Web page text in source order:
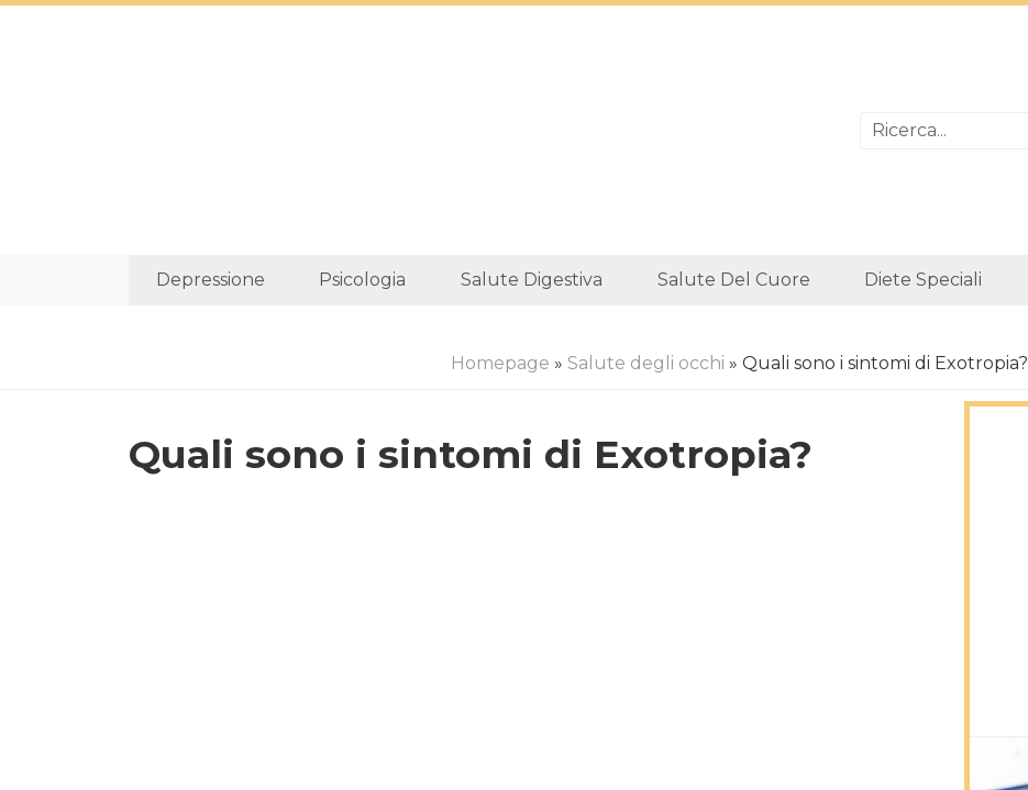
Depressione Psicologia Salute Digestiva Salute Del Cuore Diete Speciali
Homepage » Salute degli occhi » Quali sono i sintomi di Exotropia?
Quali sono i sintomi di Exotropia?